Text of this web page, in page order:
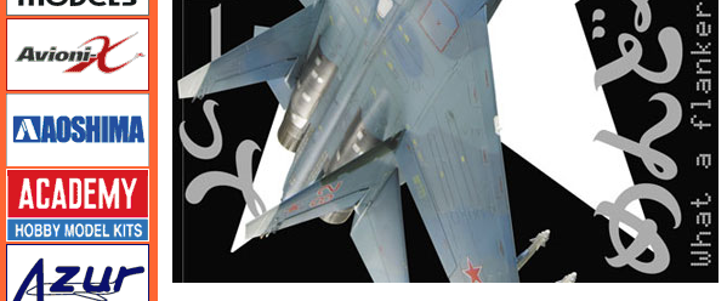
Avioni-X（アヴィオニクス）
アオシマ
アカデミー